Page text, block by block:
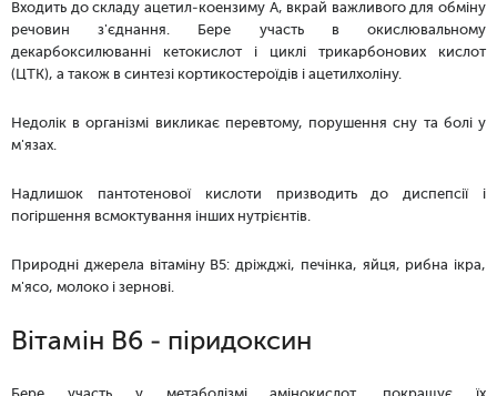
Входить до складу ацетил-коензиму А, вкрай важливого для обміну
речовин з'єднання. Бере участь в окислювальному
декарбоксилюванні кетокислот і циклі трикарбонових кислот
(ЦТК), а також в синтезі кортикостероїдів і ацетилхоліну.
Недолік в організмі викликає перевтому, порушення сну та болі у
м'язах.
Надлишок пантотенової кислоти призводить до диспепсії і
погіршення всмоктування інших нутрієнтів.
Природні джерела вітаміну В5: дріжджі, печінка, яйця, рибна ікра,
м'ясо, молоко і зернові.
Вітамін B6 - піридоксин